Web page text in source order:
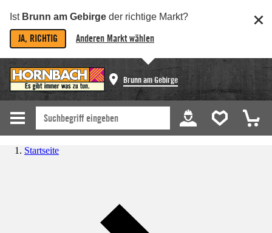
Ist Brunn am Gebirge der richtige Markt?
JA, RICHTIG Anderen Markt wählen
Brunn am Gebirge
Startseite